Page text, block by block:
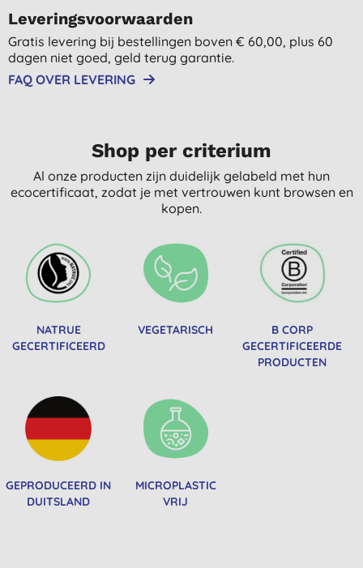
Leveringsvoorwaarden
Gratis levering bij bestellingen boven € 60,00, plus 60
dagen niet goed, geld terug garantie.
FAQ OVER LEVERING
Shop per criterium
Al onze producten zijn duidelijk gelabeld met hun
ecocertificaat, zodat je met vertrouwen kunt browsen en
kopen.
NATRUE
GECERTIFICEERD
VEGETARISCH
B CORP
GECERTIFICEERDE
PRODUCTEN
GEPRODUCEERD IN
DUITSLAND
MICROPLASTIC
VRIJ